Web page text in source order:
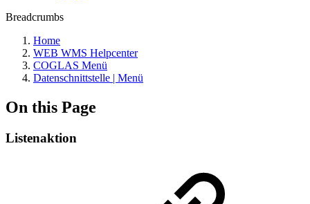
Breadcrumbs
Home
WEB WMS Helpcenter
COGLAS Menü
Datenschnittstelle | Menü
On this Page
Listenaktion